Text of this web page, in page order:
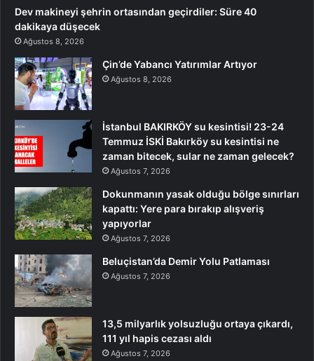
Dev makineyi şehrin ortasından geçirdiler: Süre 40
dakikaya düşecek
Ağustos 8, 2026
Çin’de Yabancı Yatırımlar Artıyor
Ağustos 8, 2026
İstanbul BAKIRKÖY su kesintisi! 23-24
Temmuz İSKİ Bakırköy su kesintisi ne
zaman bitecek, sular ne zaman gelecek?
Ağustos 7, 2026
Dokunmanın yasak olduğu bölge sınırları
kapattı: Yere para bırakıp alışveriş
yapıyorlar
Ağustos 7, 2026
Beluçistan’da Demir Yolu Patlaması
Ağustos 7, 2026
13,5 milyarlık yolsuzluğu ortaya çıkardı,
111 yıl hapis cezası aldı
Ağustos 7, 2026